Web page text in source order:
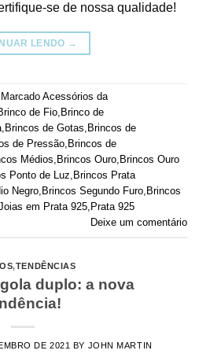
se de nossa qualidade!
LENDO →
Marcado Acessórios da
de Fio, Brinco de
, Brincos de Gotas, Brincos de
de Pressão, Brincos de
Médios, Brincos Ouro, Brincos Ouro
Ponto de Luz, Brincos Prata
Negro, Brincos Segundo Furo, Brincos
em Prata 925, Prata 925
Deixe um comentário
,TENDÊNCIAS
duplo: a nova
DE 2021 BY JOHN MARTIN